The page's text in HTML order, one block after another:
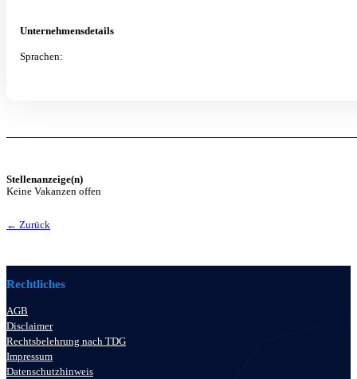
Unternehmensdetails
Sprachen:
Stellenanzeige(n)
Keine Vakanzen offen
← Zurück
Rechtliches
AGB
Disclaimer
Rechtsbelehrung nach TDG
Impressum
Datenschutzhinweis